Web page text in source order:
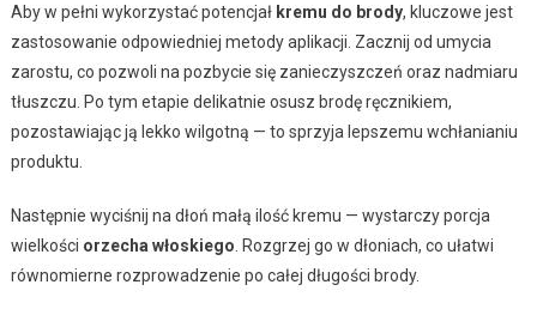
Aby w pełni wykorzystać potencjał kremu do brody, kluczowe jest
zastosowanie odpowiedniej metody aplikacji. Zacznij od umycia
zarostu, co pozwoli na pozbycie się zanieczyszczeń oraz nadmiaru
tłuszczu. Po tym etapie delikatnie osusz brodę ręcznikiem,
pozostawiając ją lekko wilgotną — to sprzyja lepszemu wchłanianiu
produktu.
Następnie wyciśnij na dłoń małą ilość kremu — wystarczy porcja
wielkości orzecha włoskiego . Rozgrzej go w dłoniach, co ułatwi
równomierne rozprowadzenie po całej długości brody.